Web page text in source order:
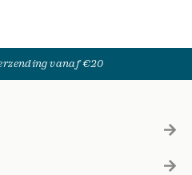
vanaf €20